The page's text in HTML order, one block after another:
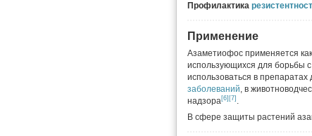
Профилактика
Применение
Азаметиофос применяется
использующихся для борьбы
использоваться в
заболеваний, в
надзора[6] [7] .
В сфере защиты растений